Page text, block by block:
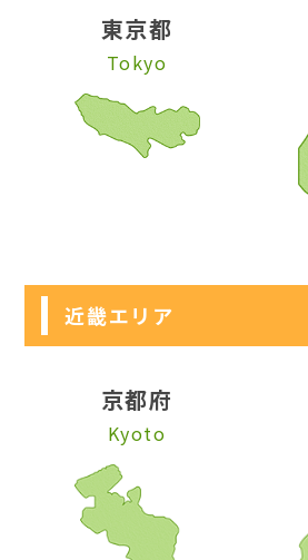
東京都
Tokyo
近畿エリア
京都府
Kyoto